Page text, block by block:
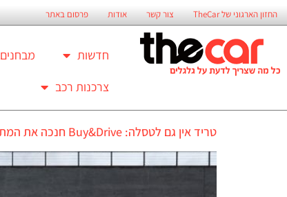
החזון הארגוני של TheCar צור קשר אודות פרסום באתר
חדשות מבחנים
צרכנות רכב
טריד אין גם לטסלה: Buy&Drive חנכה את המתחם החדש שלה בנתניה